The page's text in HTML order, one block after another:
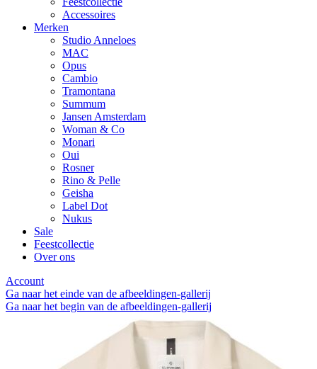
Accessoires
Merken
Studio Anneloes
MAC
Opus
Cambio
Tramontana
Summum
Jansen Amsterdam
Woman & Co
Monari
Oui
Rosner
Rino & Pelle
Geisha
Label Dot
Nukus
Sale
Feestcollectie
Over ons
Account
Ga naar het einde van de afbeeldingen-gallerij
Ga naar het begin van de afbeeldingen-gallerij